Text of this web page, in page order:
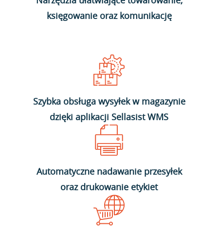
księgowanie oraz komunikację
Szybka obsługa wysyłek w magazynie
dzięki aplikacji Sellasist WMS
Automatyczne nadawanie przesyłek
oraz drukowanie etykiet